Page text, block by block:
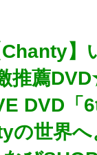
】
推薦
DVD
の世界